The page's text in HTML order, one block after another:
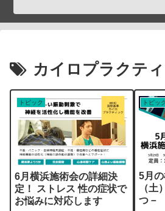
カイロプラクテ
トピック
6月横浜施術会の詳細決
定！ ストレス 性の症状で
お悩みに対応します
トピック
5月
（土
つ－